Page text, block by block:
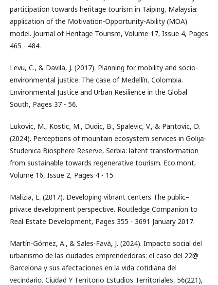
participation towards heritage tourism in Taiping, Malaysia:
application of the Motivation-Opportunity-Ability (MOA)
model. Journal of Heritage Tourism, Volume 17, Issue 4, Pages
465 - 484.
Levu, C., & Davila, J. (2017). Planning for mobility and socio-
environmental justice: The case of Medellín, Colombia.
Environmental Justice and Urban Resilience in the Global
South, Pages 37 - 56.
Lukovic, M., Kostic, M., Dudic, B., Spalevic, V., & Pantovic, D.
(2024). Perceptions of mountain ecosystem services in Golija-
Studenica Biosphere Reserve, Serbia: latent transformation
from sustainable towards regenerative tourism. Eco.mont,
Volume 16, Issue 2, Pages 4 - 15.
Malizia, E. (2017). Developing vibrant centers The public–
private development perspective. Routledge Companion to
Real Estate Development, Pages 355 - 3691 January 2017.
Martín-Gómez, A., & Sales-Favà, J. (2024). Impacto social del
urbanismo de las ciudades emprendedoras: el caso del 22@
Barcelona y sus afectaciones en la vida cotidiana del
vecindario. Ciudad Y Territorio Estudios Territoriales, 56(221),